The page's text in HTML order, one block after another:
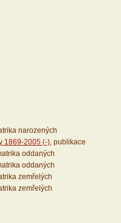
narozených
1869-2005 (-), publikace
oddaných
oddaných
zemřelých
zemřelých